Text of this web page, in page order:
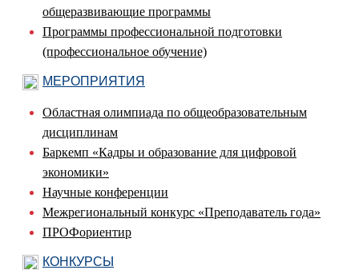
общеразвивающие программы
Программы профессиональной подготовки
(профессиональное обучение)
МЕРОПРИЯТИЯ
Областная олимпиада по общеобразовательным
дисциплинам
Баркемп «Кадры и образование для цифровой
экономики»
Научные конференции
Межрегиональный конкурс «Преподаватель года»
ПРОФориентир
КОНКУРСЫ